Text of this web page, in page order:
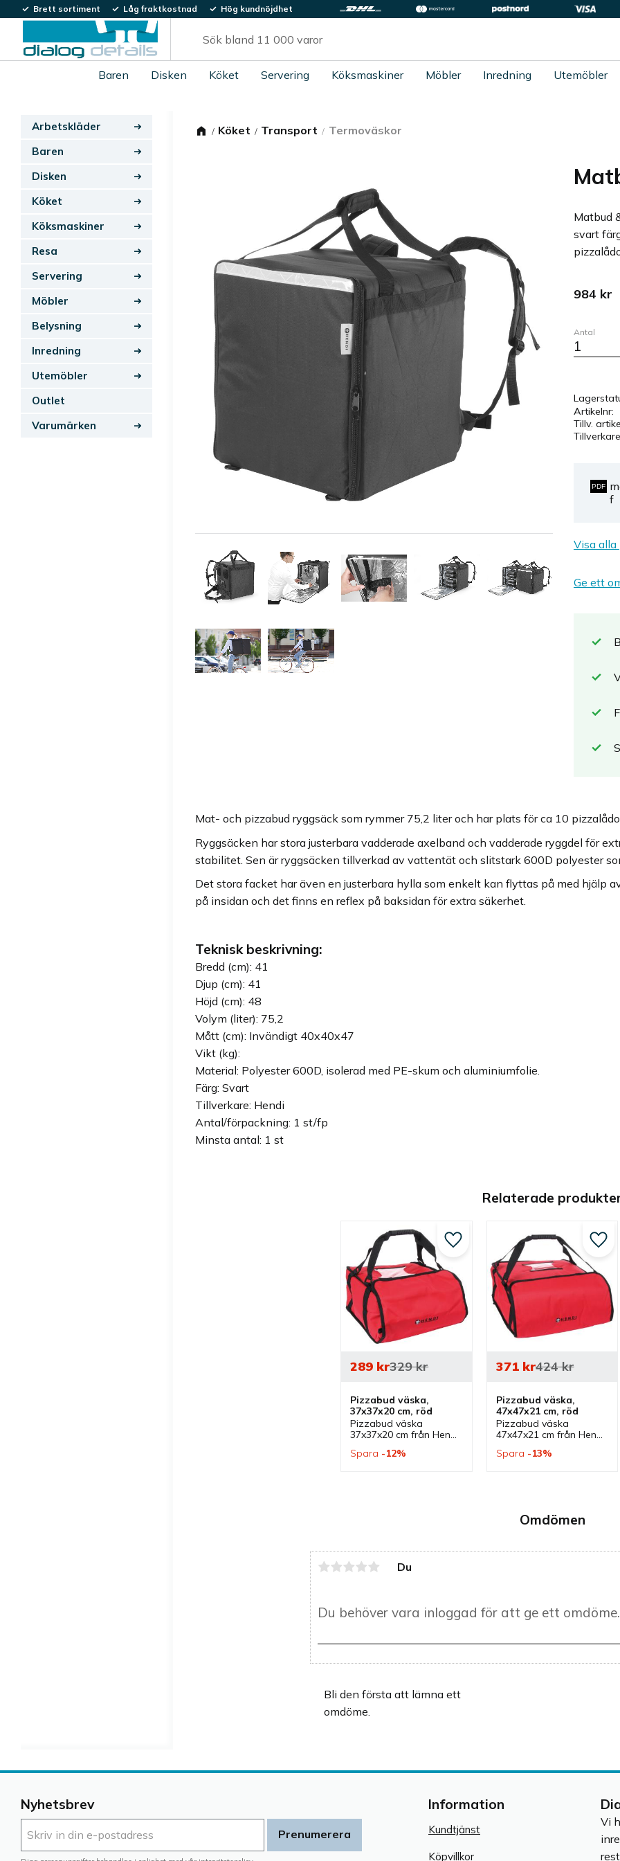
Brett sortiment Låg fraktkostnad Hög kundnöjdhet
Baren Disken Köket Servering Köksmaskiner Möbler Inredning Utemöbler
Köket Transport Termoväskor
Matbud
svart
984 kr
Antal
Artikelnr
Tillv.
Tillverkare
f
Visa
Ge ett
Mat- och pizzabud ryggsäck som rymmer 75,2 liter och har plats för ca 10
Ryggsäcken har stora justerbara vadderade axelband och vadderade ryggdel för
stabilitet. Sen är ryggsäcken tillverkad av vattentät och slitstark 600D polyester
Det stora facket har även en justerbara hylla som enkelt kan flyttas på med hjälp
på insidan och det finns en reflex på baksidan för extra säkerhet.
Teknisk beskrivning:
Bredd (cm): 41
Djup (cm): 41
Höjd (cm): 48
Volym (liter): 75,2
Mått (cm): Invändigt 40x40x47
Vikt (kg):
Material: Polyester 600D, isolerad med PE-skum och aluminiumfolie.
Färg: Svart
Tillverkare: Hendi
Antal/förpackning: 1 st/fp
Minsta antal: 1 st
Omdömen
Du
Bli den första att lämna ett
omdöme.
Relaterade
Pizzabud väska,
37x37x20 cm, röd
Pizzabud väska
37x37x20 cm från Hendi
leveransväska som är
289 kr329kr
Spara 12%
Lägg till i favoriter
Pizzabud väska,
47x47x21 cm, röd
Pizzabud väska
47x47x21 cm från Hendi
leveransväska som är
371kr424kr
Spara 13%
Arbetskläder
Baren
Disken
Köket
Köksmaskiner
Resa
Servering
Möbler
Belysning
Inredning
Utemöbler
Outlet
Varumärken
Nyhetsbrev
Prenumerera
Information
Kundtjänst
Köpvillkor
Vi